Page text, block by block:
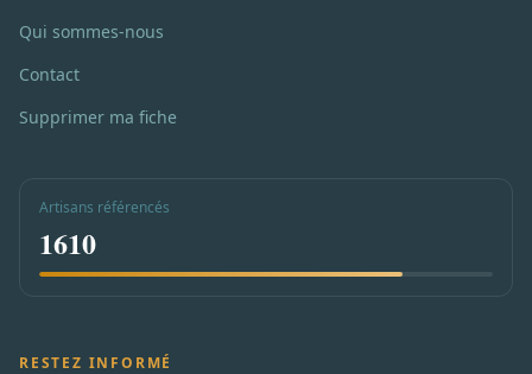
Qui sommes-nous
Contact
Supprimer ma fiche
Artisans référencés
1610
RESTEZ INFORMÉ